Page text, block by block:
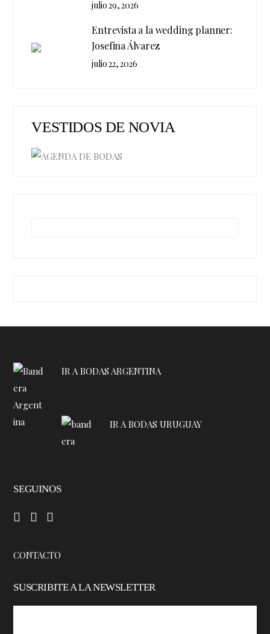
julio 29, 2026
Entrevista a la wedding planner:
Josefina Álvarez
julio 22, 2026
VESTIDOS DE NOVIA
IR A BODAS ARGENTINA
IR A BODAS URUGUAY
SEGUINOS
CONTACTO
SUSCRIBITE A LA NEWSLETTER